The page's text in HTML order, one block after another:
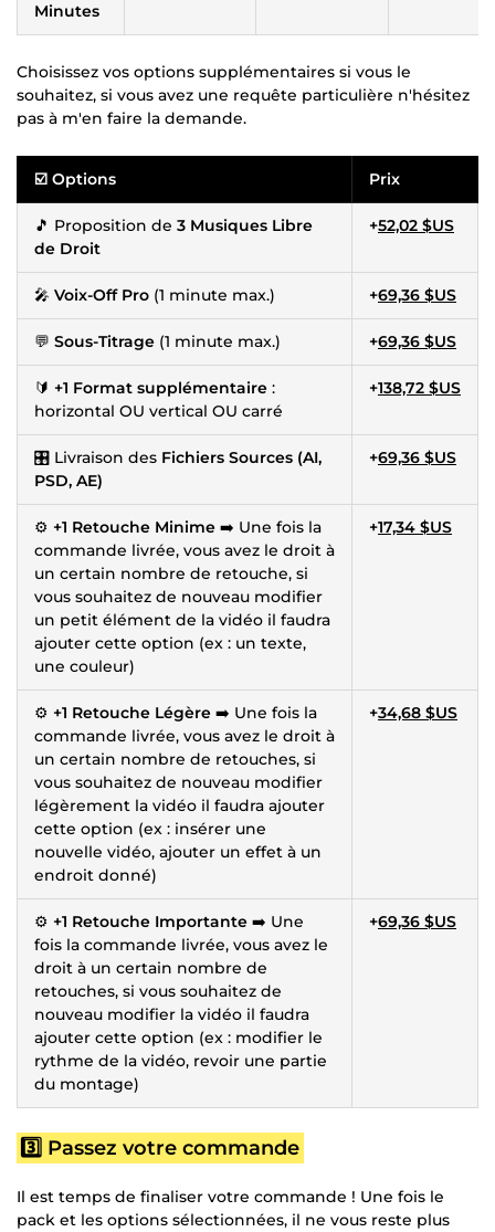
Minutes
Choisissez vos options supplémentaires si vous le
souhaitez, si vous avez une requête particulière n'hésitez
pas à m'en faire la demande.
☑️ Options Prix
🎵 Proposition de 3 Musiques Libre
de Droit
+52,02 $US
🎤 Voix-Off Pro (1 minute max.) +69,36 $US
💬 Sous-Titrage (1 minute max.) +69,36 $US
🔰 +1 Format supplémentaire :
horizontal OU vertical OU carré
+138,72 $US
🎛 Livraison des Fichiers Sources (AI,
PSD, AE)
+69,36 $US
⚙️ +1 Retouche Minime ➡️ Une fois la
commande livrée, vous avez le droit à
un certain nombre de retouche, si
vous souhaitez de nouveau modifier
un petit élément de la vidéo il faudra
ajouter cette option (ex : un texte,
une couleur)
+17,34 $US
⚙️ +1 Retouche Légère ➡️ Une fois la
commande livrée, vous avez le droit à
un certain nombre de retouches, si
vous souhaitez de nouveau modifier
légèrement la vidéo il faudra ajouter
cette option (ex : insérer une
nouvelle vidéo, ajouter un effet à un
endroit donné)
+34,68 $US
⚙️ +1 Retouche Importante ➡️ Une
fois la commande livrée, vous avez le
droit à un certain nombre de
retouches, si vous souhaitez de
nouveau modifier la vidéo il faudra
ajouter cette option (ex : modifier le
rythme de la vidéo, revoir une partie
du montage)
+69,36 $US
3️⃣ Passez votre commande
Il est temps de finaliser votre commande ! Une fois le
pack et les options sélectionnées, il ne vous reste plus